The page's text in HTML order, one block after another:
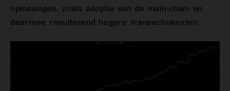
oplossingen, zoals adoptie van de main-chain en
daarmee resulterend hogere transactiekosten.